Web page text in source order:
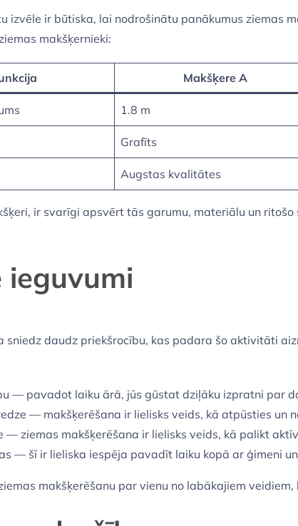
izvēle ir būtiska, lai nodrošinātu panākumus ziemas
makšķernieki:
Makšķere A
1.8 m
Grafīts
Augstas kvalitātes
ir svarīgi apsvērt tās garumu, materiālu un
ieguvumi
sniedz daudz priekšrocību, kas padara šo aktivitāti
— pavadot laiku ārā, jūs gūstat dziļāku izpratni par
— makšķerēšana ir lielisks veids, kā atpūsties un
— ziemas makšķerēšana ir lielisks veids, kā palikt
— šī ir lieliska iespēja pavadīt laiku kopā ar ģimeni
makšķerēšanu par vienu no labākajiem